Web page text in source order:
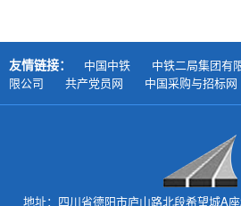
友情链接： 中国中铁 中铁二局集团有
限公司
共产党员网 中国采购与招标网
地址：四川省德阳市庐山路北段希望城A